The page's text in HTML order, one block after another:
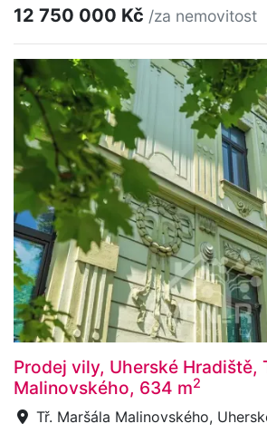
12 750 000 Kč /za nemovitost
Prodej vily, Uherské Hradiště,
Malinovského, 634 m2
Tř. Maršála Malinovského,